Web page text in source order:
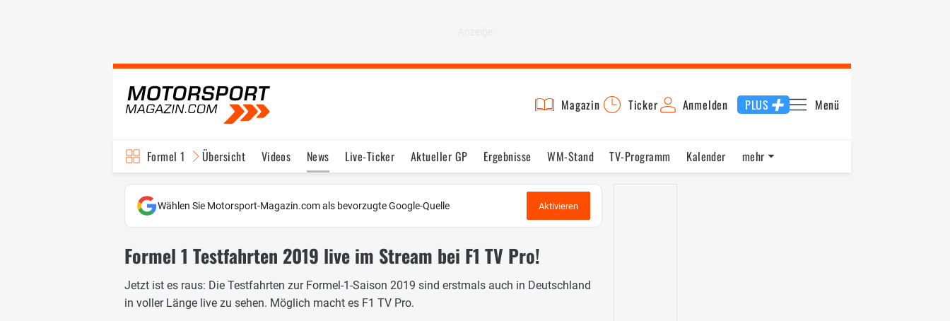
Magazin Ticker Anmelden PLUS Menü
Formel 1 Übersicht Videos News Live-Ticker Aktueller GP Ergebnisse WM-Stand TV-Programm
Kalender
Fahrer & Teams
Bilder Termine Statistik Testfahrten Reglement Lexikon
mehr
Wählen Sie Motorsport-Magazin.com als bevorzugte Google-Quelle Aktivieren
Formel 1 Testfahrten 2019 live im Stream bei F1 TV Pro!
Jetzt ist es raus: Die Testfahrten zur Formel-1-Saison 2019 sind erstmals auch in Deutschland
in voller Länge live zu sehen. Möglich macht es F1 TV Pro.